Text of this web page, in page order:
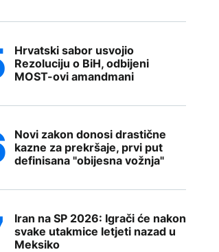
Hrvatski sabor usvojio
Rezoluciju o BiH, odbijeni
MOST-ovi amandmani
Novi zakon donosi drastične
kazne za prekršaje, prvi put
definisana "obijesna vožnja"
Iran na SP 2026: Igrači će nakon
svake utakmice letjeti nazad u
Meksiko